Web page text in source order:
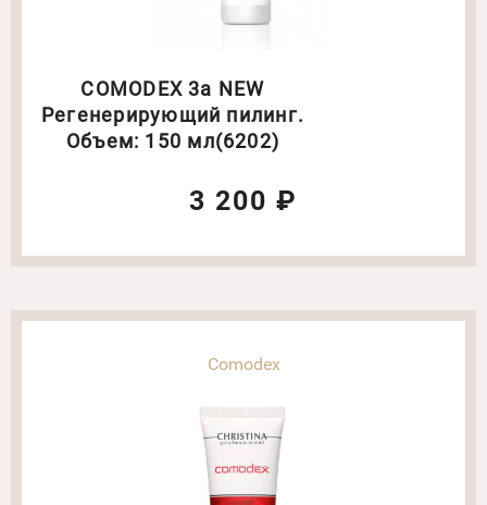
COMODEX 3a NEW
Регенерирующий пилинг.
Объем: 150 мл(6202)
3 200 ₽
Comodex